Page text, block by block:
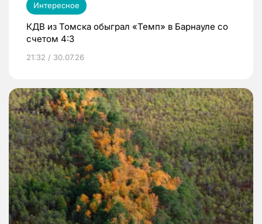
Интересное
КДВ из Томска обыграл «Темп» в Барнауле со
счетом 4:3
21:32 / 30.07.26